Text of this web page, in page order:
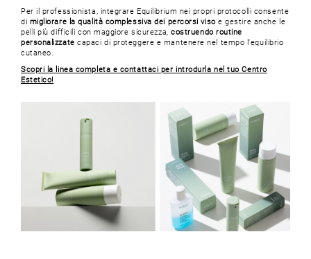
Per il professionista, integrare Equilibrium nei propri protocolli consente
di migliorare la qualità complessiva dei percorsi viso e gestire anche le
pelli più difficili con maggiore sicurezza,costruendo routine
personalizzate capaci di proteggere e mantenere nel tempo l’equilibrio
cutaneo.
Scopri la linea completa e contattaci per introdurla nel tuo Centro
Estetico!